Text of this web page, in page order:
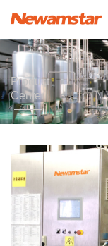
Product
Center